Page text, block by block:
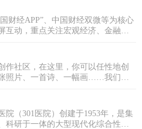
用户需求为核心、强调互动与社区
历经多年深耕与发展，魅影直播已
泛娱乐直播平台行列。我们不仅拥
注册用户群体，更汇聚了逾万名才
播的使命是构建一个真正开放、包
直播生态系统。我们致力于打破界
个体都能在此安全、自如地表达，
个人价值与成长。魅影直播的愿景
领域的引领者。为此，我们将持续
深耕魅影直播APP免费版下载安装，
财经APP”、中国财经双微等为核心
互动，重点关注宏观经济、金融、
经信息及综合类服务。
作社区，在这里，你可以任性地创
照片、一首诗、一幅画……我们相
院（301医院）创建于1953年，是集
科研于一体的大型现代化综合性医